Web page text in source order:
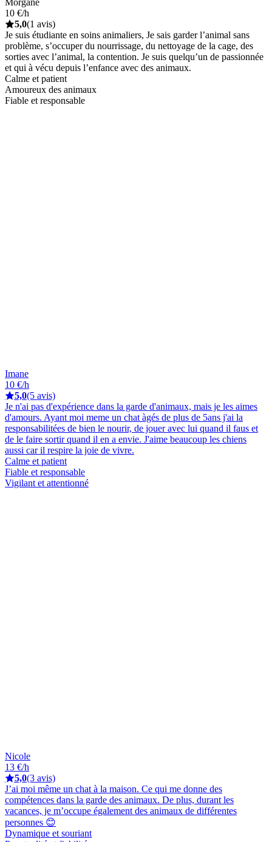
10 €/h
5,0(1 avis)
Je suis étudiante en soins animaliers, Je sais garder l’animal sans
problème, s’occuper du nourrissage, du nettoyage de la cage, des
sorties avec l’animal, la contention. Je suis quelqu’un de passionnée
et qui à vécu depuis l’enfance avec des animaux.
Calme et patient
Amoureux des animaux
Fiable et responsable
Imane
10 €/h
5,0(5 avis)
Je n'ai pas d'expérience dans la garde d'animaux, mais je les aimes
d'amours. Ayant moi meme un chat àgés de plus de 5ans j'ai la
responsabilitées de bien le nourir, de jouer avec lui quand il faus et
de le faire sortir quand il en a envie. J'aime beaucoup les chiens
aussi car il respire la joie de vivre.
Calme et patient
Fiable et responsable
Vigilant et attentionné
Nicole
13 €/h
5,0(3 avis)
J’ai moi même un chat à la maison. Ce qui me donne des
compétences dans la garde des animaux. De plus, durant les
vacances, je m’occupe également des animaux de différentes
personnes 😊
Dynamique et souriant